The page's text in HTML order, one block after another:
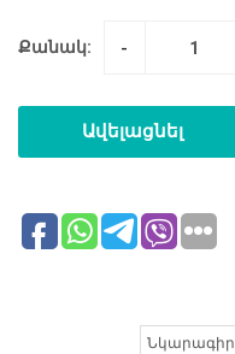
Քանակ: -
Ավելացնել
Նկարագիր